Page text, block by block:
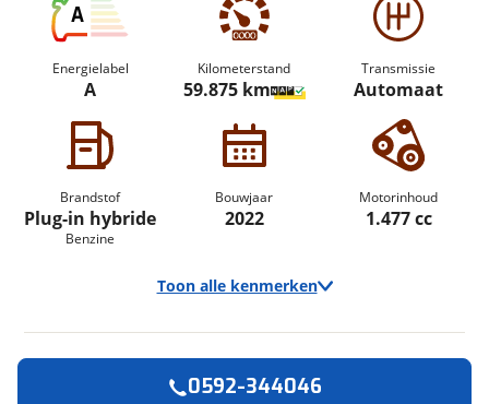
A
Energielabel
A
Kilometerstand
59.875 km
Transmissie
Automaat
Brandstof
Plug-in hybride
Benzine
Bouwjaar
2022
Motorinhoud
1.477 cc
Toon alle kenmerken
0592-344046
Vraag eenproefritaan!
vraag!
Ontvang gratis jouw